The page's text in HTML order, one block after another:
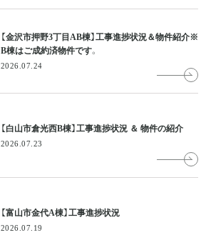
【金沢市押野3丁目AB棟】工事進捗状況＆物件紹介※
B棟はご成約済物件です。
2026.07.24
【白山市倉光西B棟】工事進捗状況 ＆ 物件の紹介
2026.07.23
【富山市金代A棟】工事進捗状況
2026.07.19